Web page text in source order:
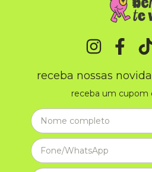
receba nossas
receba um cupom